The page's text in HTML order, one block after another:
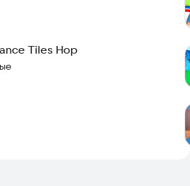
Tiles Hop